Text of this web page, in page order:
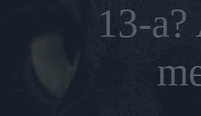
13-